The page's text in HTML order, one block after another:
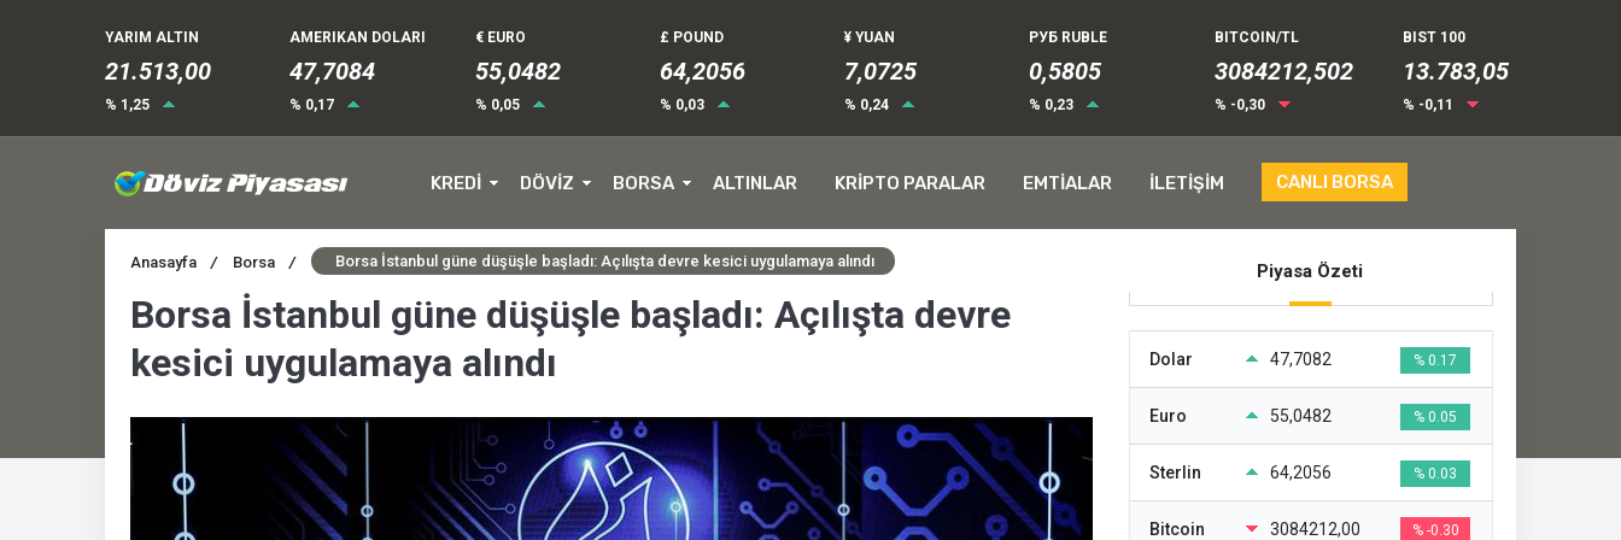
YARIM ALTIN
21.513,00
% 1,25
AMERIKAN DOLARI
47,7084
% 0,17
€ EURO
55,0485
% 0,05
£ POUND
64,2056
% 0,03
¥ YUAN
7,0725
% 0,24
РУБ RUBLE
0,5813
% 0,23
BITCOIN/TL
3084212,502
% -0,30
BIST 100
13.783,05
% -0,11
KREDİ DÖVİZ BORSA ALTINLAR KRİPTO PARALAR EMTİALAR İLETİŞİM CANLI BORSA
Anasayfa / Borsa / Borsa İstanbul güne düşüşle başladı: Açılışta devre kesici uygulamaya alındı
Borsa İstanbul güne düşüşle başladı: Açılışta devre
kesici uygulamaya alındı
Piyasa Özeti
Dolar 47,7082 % 0.17
Euro 55,0482 % 0.05
Sterlin 64,2056 % 0.03
Bitcoin 3084212,00 % -0.30